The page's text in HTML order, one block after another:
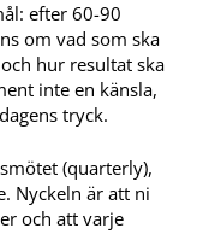
efter 60-90
om vad som ska
hur resultat ska
inte en känsla,
tryck.
(quarterly),
Nyckeln är att ni
och att varje